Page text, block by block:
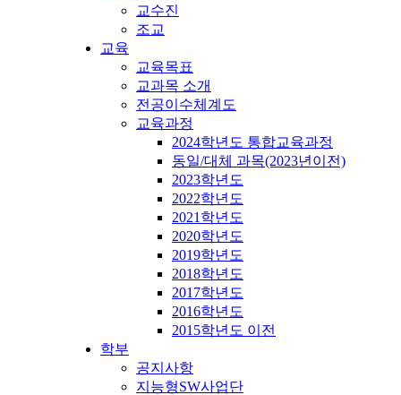
교수진
조교
교육
교육목표
교과목 소개
전공이수체계도
교육과정
2024학년도 통합교육과정
동일/대체 과목(2023년이전)
2023학년도
2022학년도
2021학년도
2020학년도
2019학년도
2018학년도
2017학년도
2016학년도
2015학년도 이전
학부
공지사항
지능형SW사업단